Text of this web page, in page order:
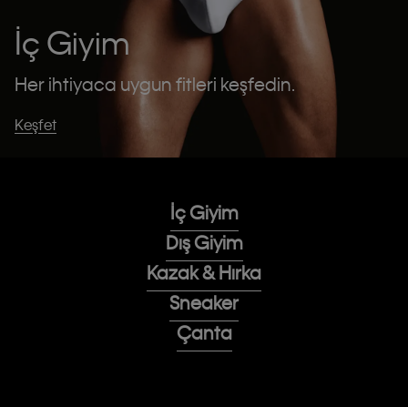
İç Giyim
Her ihtiyaca uygun fitleri keşfedin.
Keşfet
İç Giyim
Dış Giyim
Kazak & Hırka
Sneaker
Çanta